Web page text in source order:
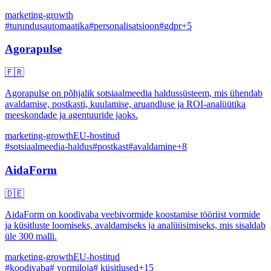
marketing-growth
#turundusautomaatika#personalisatsioon#gdpr+5
Agorapulse
🇫🇷
Agorapulse on põhjalik sotsiaalmeedia haldussüsteem, mis ühendab
avaldamise, postkasti, kuulamise, aruandluse ja ROI-analüütika
meeskondade ja agentuuride jaoks.
marketing-growthEU-hostitud
#sotsiaalmeedia-haldus#postkast#avaldamine+8
AidaForm
🇩🇪
AidaForm on koodivaba veebivormide koostamise tööriist vormide
ja küsitluste loomiseks, avaldamiseks ja analüüsimiseks, mis sisaldab
üle 300 malli.
marketing-growthEU-hostitud
#koodivaba# vormiloja# küsitlused+15